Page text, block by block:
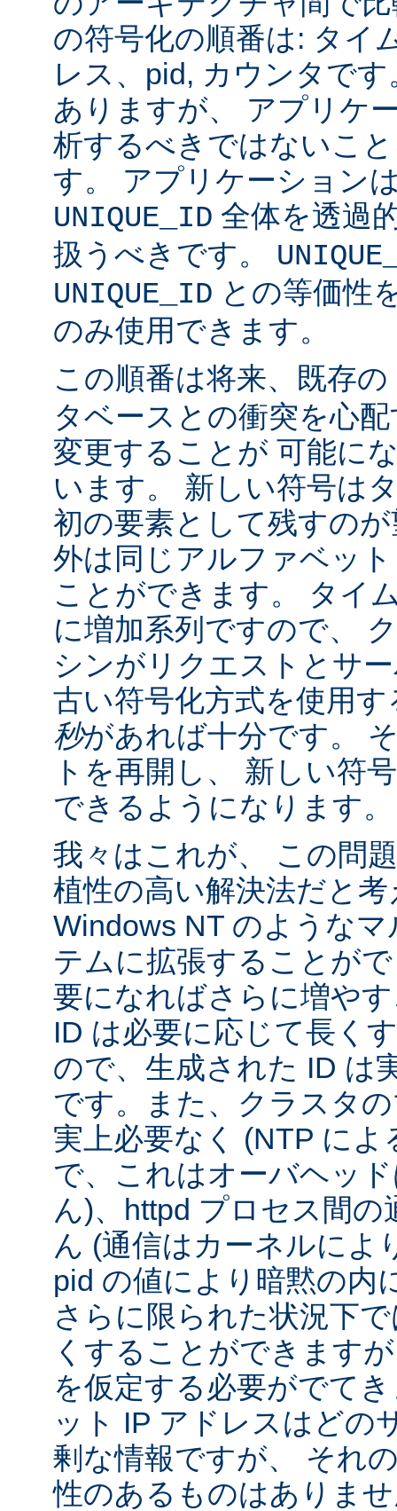
の符号化の順番は: タイ
レス、pid, カウンタで
ありますが、 アプリケ
析するべきではないこ
す。 アプリケーション
UNIQUE_ID 全体を透過
扱うべきです。
UNIQUE_ID との等価性
のみ使用できます。
この順番は将来、既存の
タベースとの衝突を心
変更することが 可能に
います。 新しい符号は
初の要素として残すの
外は同じアルファベッ
ことができます。 タイ
に増加系列ですので、
シンがリクエストとサ
古い符号化方式を使用
秒があれば十分です。
トを再開し、 新しい符
できるようになります。
我々はこれが、 この問
植性の高い解決法だと
Windows NT のような
テムに拡張することが
要になればさらに増や
ID は必要に応じて長く
ので、生成された ID は
です。また、クラスタ
実上必要なく (NTP に
で、これはオーバヘッ
ん)、httpd プロセス間
ん (通信はカーネルによ
pid の値により暗黙の内
さらに限られた状況下
くすることができます
を仮定する必要がでて
ット IP アドレスはどの
剰な情報ですが、 それ
性のあるものはありま